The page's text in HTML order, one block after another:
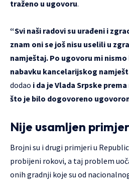
traženo u ugovoru.
“Svi naši radovi su urađeni i
znam oni se još nisu uselili u
namještaj. Po ugovoru mi nismo
nabavku kancelarijskog
dodao i da je Vlada Srpske
što je bilo dogovoreno
Nije usamljen primjer
Brojni su i drugi primjeri u
probijeni rokovi, a taj problem
onih gradnji koje su od